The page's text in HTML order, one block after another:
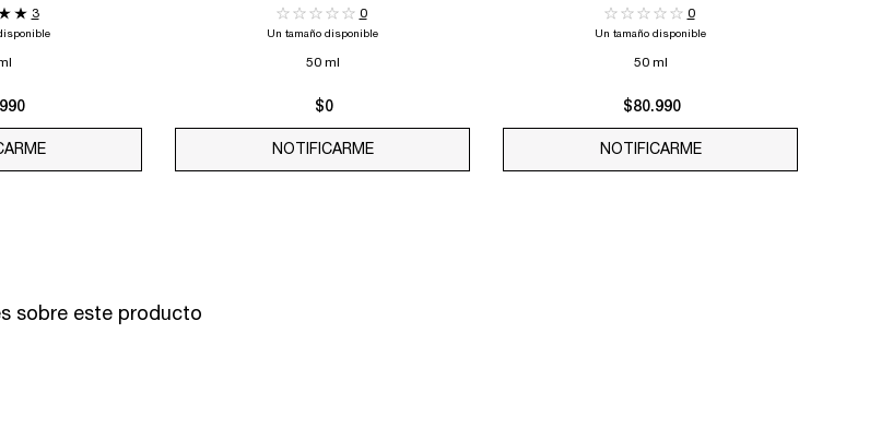
3
WHEN THE HYDRA ZEN ANTI-STRESS GLOW HIDRATANTE LÍQUIDO IS AVAILABLE
SALICÍLICO Y AGUA DE ROSAS QUE CIERRA
LOS POROS
0
Un tamaño disponible
50 ml
$0
NOTIFICARMEWHEN THE ROSE SORBET CRYO-MASK IS AVAILABLE
0
Un tamaño disponible
50 ml
$80.990
NOTIFICARMEWHEN THE HYDRA ZEN
sobre este producto